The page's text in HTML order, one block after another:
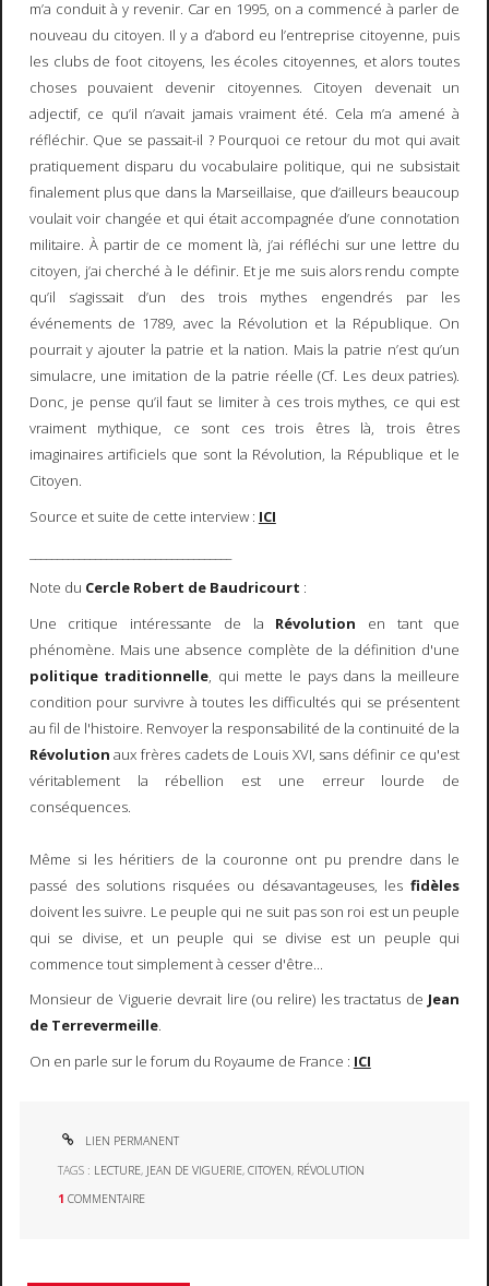
m’a conduit à y revenir. Car en 1995, on a commencé à parler de
nouveau du citoyen. Il y a d’abord eu l’entreprise citoyenne, puis
les clubs de foot citoyens, les écoles citoyennes, et alors toutes
choses pouvaient devenir citoyennes. Citoyen devenait un
adjectif, ce qu’il n’avait jamais vraiment été. Cela m’a amené à
réfléchir. Que se passait-il ? Pourquoi ce retour du mot qui avait
pratiquement disparu du vocabulaire politique, qui ne subsistait
finalement plus que dans la Marseillaise, que d’ailleurs beaucoup
voulait voir changée et qui était accompagnée d’une connotation
militaire. À partir de ce moment là, j’ai réfléchi sur une lettre du
citoyen, j’ai cherché à le définir. Et je me suis alors rendu compte
qu’il s’agissait d’un des trois mythes engendrés par les
événements de 1789, avec la Révolution et la République. On
pourrait y ajouter la patrie et la nation. Mais la patrie n’est qu’un
simulacre, une imitation de la patrie réelle (Cf. Les deux patries).
Donc, je pense qu’il faut se limiter à ces trois mythes, ce qui est
vraiment mythique, ce sont ces trois êtres là, trois êtres
imaginaires artificiels que sont la Révolution, la République et le
Citoyen.
Source et suite de cette interview : ICI
Note du Cercle Robert de Baudricourt :
Une critique intéressante de la Révolution en tant que
phénomène. Mais une absence complète de la définition d'une
politique traditionnelle, qui mette le pays dans la meilleure
condition pour survivre à toutes les difficultés qui se présentent
au fil de l'histoire. Renvoyer la responsabilité de la continuité de la
Révolution aux frères cadets de Louis XVI, sans définir ce qu'est
véritablement la rébellion est une erreur lourde de
conséquences.
Même si les héritiers de la couronne ont pu prendre dans le
passé des solutions risquées ou désavantageuses, lesfidèles
doivent les suivre. Le peuple qui ne suit pas son roi est un peuple
qui se divise, et un peuple qui se divise est un peuple qui
commence tout simplement à cesser d'être...
Monsieur de Viguerie devrait lire (ou relire) les tractatus de Jean
de Terrevermeille.
On en parle sur le forum du Royaume de France : ICI
LIEN PERMANENT
TAGS : LECTURE, JEAN DE VIGUERIE,CITOYEN, RÉVOLUTION
1 COMMENTAIRE